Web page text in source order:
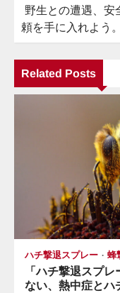
ナ
ビ
ー
シ
野生との遭遇、安
頼を手に入れよう。
Related Posts
ハチ撃退スプレー 蜂
「ハチ撃退スプ
ない、熱中症とハ